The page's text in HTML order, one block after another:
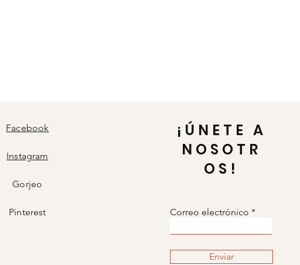
Facebook
Instagram
Gorjeo
Pinterest
¡ÚNETE A
NOSOTR
OS!
Correo electrónico
Enviar